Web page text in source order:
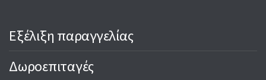
Εξέλιξη παραγγελίας
Δωροεπιταγές